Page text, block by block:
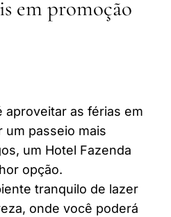
em promoção
aproveitar as férias em
um passeio mais
um Hotel Fazenda
opção.
tranquilo de lazer
onde você poderá